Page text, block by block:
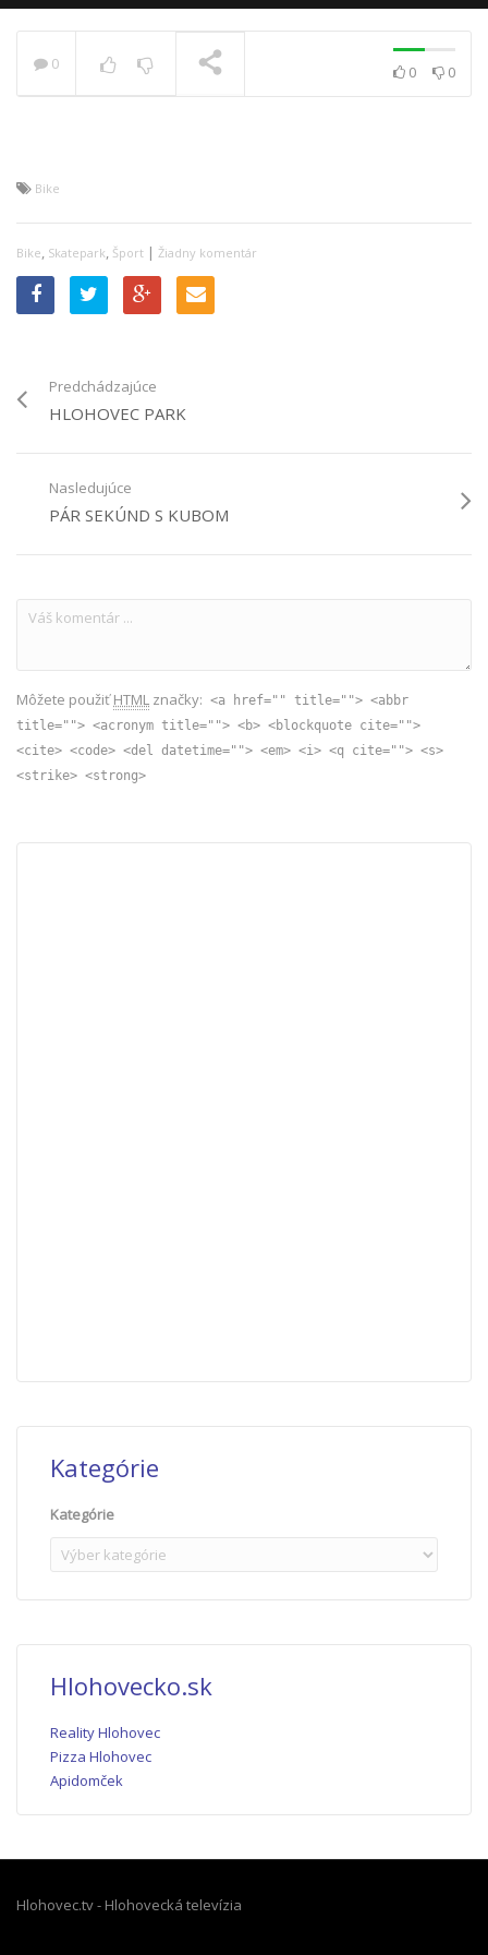
0 0 0
Bike
Bike, Skatepark, Šport | Žiadny komentár
Predchádzajúce
HLOHOVEC PARK
Nasledujúce
PÁR SEKÚND S KUBOM
Môžete použiťHTML značky: <a href="" title=""> <abbr
title=""> <acronym title=""> <b> <blockquote cite="">
<cite> <code> <del datetime=""> <em> <i> <q cite=""> <s>
<strike> <strong>
Kategórie
Kategórie
Hlohovecko.sk
Reality Hlohovec
Pizza Hlohovec
Apidomček
Hlohovec.tv - Hlohovecká televízia